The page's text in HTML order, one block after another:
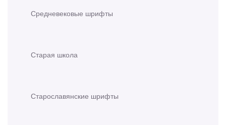
Средневековые шрифты
Старая школа
Старославянские шрифты